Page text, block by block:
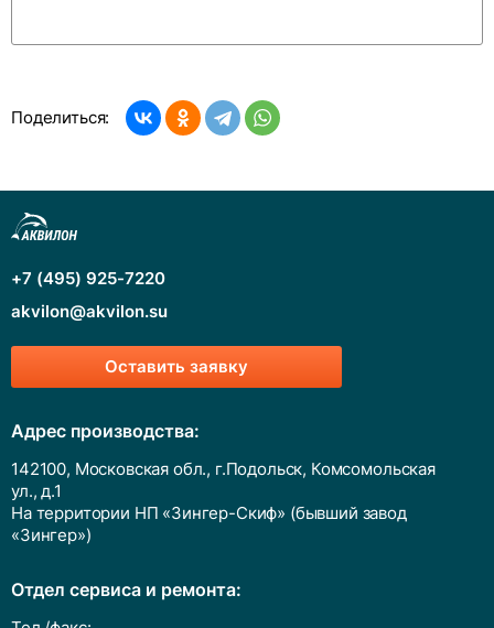
Поделиться:
Оставить заявку
+7 (495) 925-7220
akvilon@akvilon.su
Адрес производства:
142100, Московская обл., г.Подольск, Комсомольская
ул., д.1
На территории НП «Зингер-Скиф» (бывший завод
«Зингер»)
Отдел сервиса и ремонта: